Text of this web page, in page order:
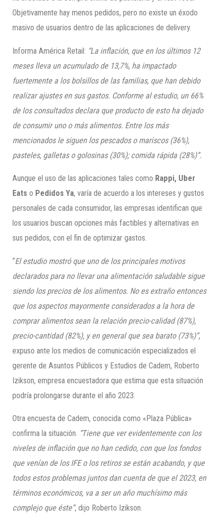
Objetivamente hay menos pedidos, pero no existe un éxodo
masivo de usuarios dentro de las aplicaciones de delivery.
Informa América Retail: “La inflación, que en los últimos 12
meses lleva un acumulado de 13,7%, ha impactado
fuertemente a los bolsillos de las familias, que han debido
realizar ajustes en sus gastos. Conforme al estudio, un 66%
de los consultados declara que producto de esto ha dejado
de consumir uno o más alimentos. Entre los más
mencionados le siguen los pescados o mariscos (36%),
pasteles, galletas o golosinas (30%); comida rápida (28%)”.
Aunque el uso de las aplicaciones tales como Rappi, Uber
Eats o Pedidos Ya, varía de acuerdo a los intereses y gustos
personales de cada consumidor, las empresas identifican que
los usuarios buscan opciones más factibles y alternativas en
sus pedidos, con el fin de optimizar gastos.
“El estudio mostró que uno de los principales motivos
declarados para no llevar una alimentación saludable sigue
siendo los precios de los alimentos. No es extraño entonces
que los aspectos mayormente considerados a la hora de
comprar alimentos sean la relación precio-calidad (87%),
precio-cantidad (82%), y en general que sea barato (73%)”,
expuso ante los medios de comunicación especializados el
gerente de Asuntos Públicos y Estudios de Cadem, Roberto
Izikson, empresa encuestadora que estima que esta situación
podría prolongarse durante el año 2023.
Otra encuesta de Cadem, conocida como «Plaza Pública»
confirma la situación. “Tiene que ver evidentemente con los
niveles de inflación que no han cedido, con que los fondos
que venían de los IFE o los retiros se están acabando, y que
todos estos problemas juntos dan cuenta de que el 2023, en
términos económicos, va a ser un año muchísimo más
complejo que éste”, dijo Roberto Izikson.